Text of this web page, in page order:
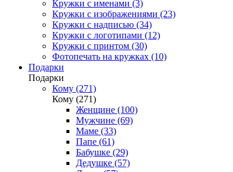
Кружки с именами (3)
Кружки с изображениями (23)
Кружки с надписью (34)
Кружки с логотипами (12)
Кружки с принтом (30)
Фотопечать на кружках (10)
Подарки
Подарки
Кому (271)
Кому (271)
Женщине (100)
Мужчине (69)
Маме (33)
Папе (61)
Бабушке (29)
Дедушке (57)